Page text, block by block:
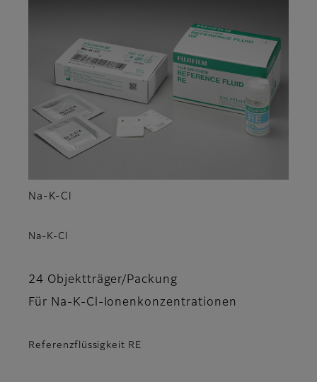
Na-K-Cl
Na-K-Cl
24 Objektträger/Packung
Für Na-K-Cl-Ionenkonzentrationen
Referenzflüssigkeit RE